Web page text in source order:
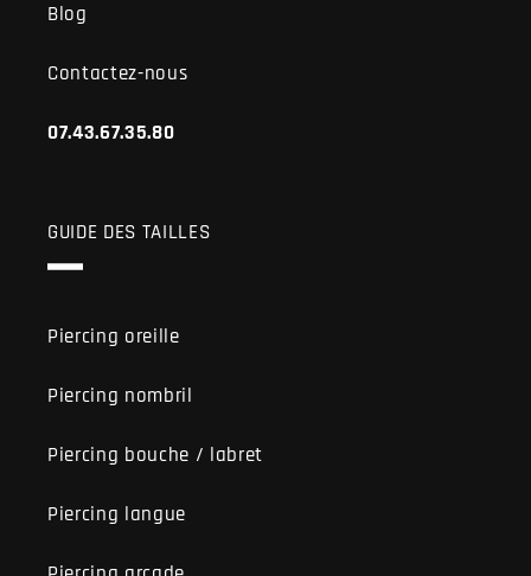
Blog
Contactez-nous
07.43.67.35.80
GUIDE DES TAILLES
Piercing oreille
Piercing nombril
Piercing bouche / labret
Piercing langue